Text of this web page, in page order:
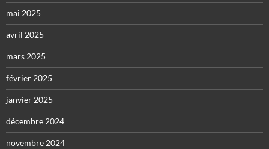
mai 2025
avril 2025
mars 2025
février 2025
janvier 2025
décembre 2024
novembre 2024